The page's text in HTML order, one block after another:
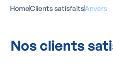
HomeClients satisfaitsAnvers
Nos clients